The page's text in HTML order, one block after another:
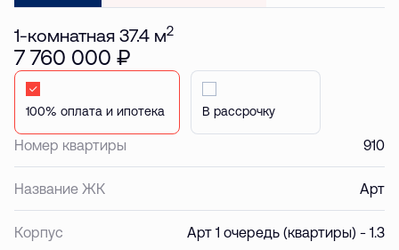
1-комнатная 37.4 м2
7 760 000 ₽
Стандартная В рассрочку
Номер квартиры 910
Название ЖК Арт
Корпус Арт 1 очередь (квартиры) - 1.3